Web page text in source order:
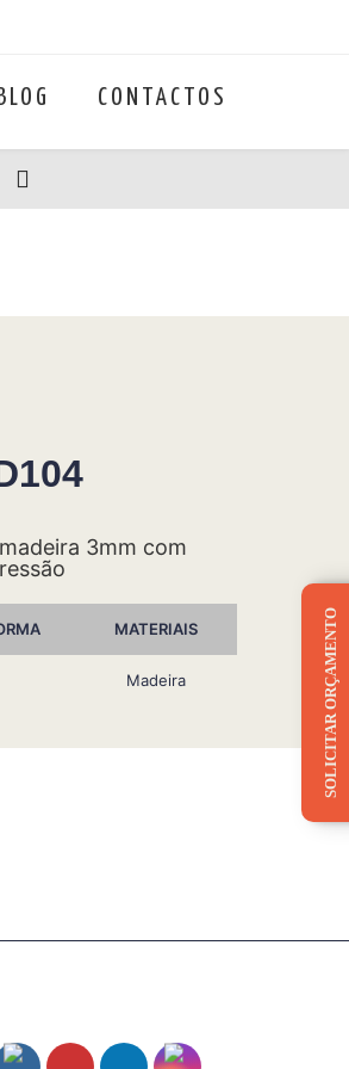
BLOG CONTACTOS
3mm com
MATERIAIS
Madeira SOLICITAR ORÇAMENTO